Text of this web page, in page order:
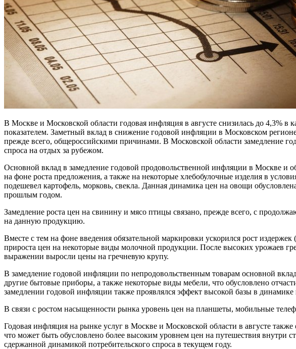
В Москве и Московской области годовая инфляция в августе снизилась до 4,3%
показателем. Заметный вклад в снижение годовой инфляции в Московском
прежде всего, общероссийскими причинами. В Московской области замедление
спроса на отдых за рубежом.
Основной вклад в замедление годовой продовольственной инфляции в Москве
на фоне роста предложения, а также на некоторые хлебобулочные изделия в
подешевел картофель, морковь, свекла. Данная динамика цен на овощи
прошлым годом.
Замедление роста цен на свинину и мясо птицы связано, прежде всего, с
на данную продукцию.
Вместе с тем на фоне введения обязательной маркировки ускорился рост
прироста цен на некоторые виды молочной продукции. После высоких урожаев
выражении выросли цены на гречневую крупу.
В замедление годовой инфляции по непродовольственным товарам основной
другие бытовые приборы, а также некоторые виды мебели, что обусловлено
замедлении годовой инфляции также проявлялся эффект высокой базы в
В связи с ростом насыщенности рынка уровень цен на планшеты, мобильные
Годовая инфляция на рынке услуг в Москве и Московской области в августе
что может быть обусловлено более высоким уровнем цен на путешествия внутри
сдержанной динамикой потребительского спроса в текущем году.